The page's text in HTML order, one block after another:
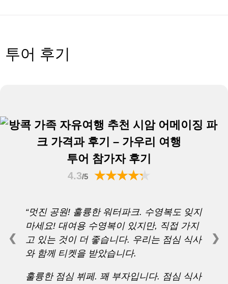
투어 후기
투어 참가자 후기
4.3/5
“멋진 공원! 훌륭한 워터파크. 수영복도 잊지
마세요! 대여용 수영복이 있지만, 직접 가지
고 있는 것이 더 좋습니다. 우리는 점심 식사
와 함께 티켓을 받았습니다.
훌륭한 점심 뷔페. 꽤 부자입니다. 점심 식사
❮ ❯